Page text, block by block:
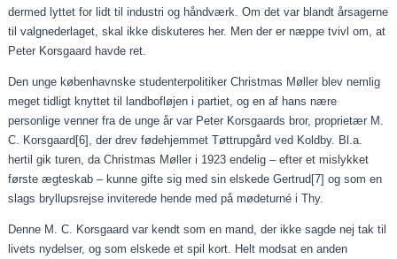
dermed lyttet for lidt til industri og håndværk. Om det var blandt årsagerne
til valgnederlaget, skal ikke diskuteres her. Men der er næppe tvivl om, at
Peter Korsgaard havde ret.
Den unge københavnske studenterpolitiker Christmas Møller blev nemlig
meget tidligt knyttet til landbofløjen i partiet, og en af hans nære
personlige venner fra de unge år var Peter Korsgaards bror, proprietær M.
C. Korsgaard[6] , der drev fødehjemmet Tøttrupgård ved Koldby. Bl.a.
hertil gik turen, da Christmas Møller i 1923 endelig – efter et mislykket
første ægteskab – kunne gifte sig med sin elskede Gertrud[7] og som en
slags bryllupsrejse inviterede hende med på mødeturné i Thy.
Denne M. C. Korsgaard var kendt som en mand, der ikke sagde nej tak til
livets nydelser, og som elskede et spil kort. Helt modsat en anden